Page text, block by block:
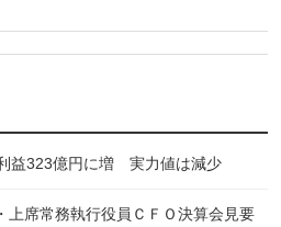
益323億円に増 実力値は減少
上席常務執行役員ＣＦＯ決算会見要